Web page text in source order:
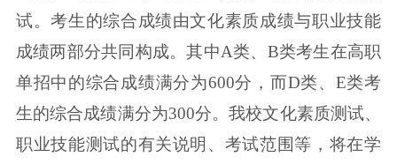
试。考生的综合成绩由文化素质成绩与职业技能
成绩两部分共同构成。其中A类、B类考生在高职
单招中的综合成绩满分为600分，而D类、E类考
生的综合成绩满分为300分。我校文化素质测试、
职业技能测试的有关说明、考试范围等，将在学